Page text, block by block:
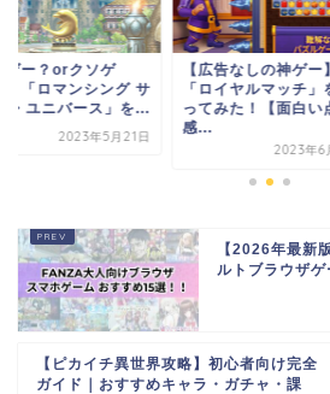
ゲー？orクソゲ
】「ロマンシング サ
・ユニバース」を...
2023年5月21日
【広告なしの神ゲー】
「ロイヤルマッチ」
ってみた！【面白い
感...
2023年6
【2026年最新
ルトブラウザ
【ピカイチ異世界攻略】初心者向け完全
ガイド｜おすすめキャラ・ガチャ・課